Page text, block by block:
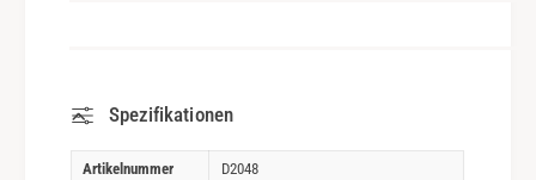
Spezifikationen
Artikelnummer D2048